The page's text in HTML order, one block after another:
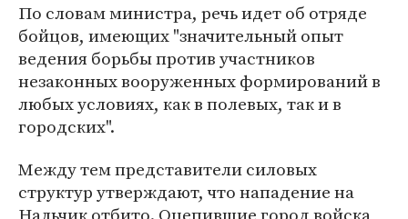
По словам министра, речь идет об отряде
бойцов, имеющих "значительный опыт
ведения борьбы против участников
незаконных вооруженных формирований в
любых условиях, как в полевых, так и в
городских".
Между тем представители силовых
структур утверждают, что нападение на